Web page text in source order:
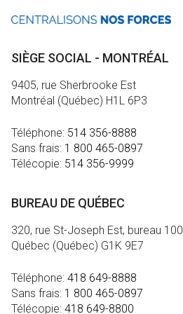
SIÈGE SOCIAL - MONTRÉAL
9405, rue Sherbrooke Est
Montréal (Québec) H1L 6P3
Téléphone: 514 356-8888
Sans frais: 1 800 465-0897
Télécopie: 514 356-9999
BUREAU DE QUÉBEC
320, rue St-Joseph Est, bureau 100
Québec (Québec) G1K 9E7
Téléphone: 418 649-8888
Sans frais: 1 800 465-0897
Télécopie: 418 649-8800